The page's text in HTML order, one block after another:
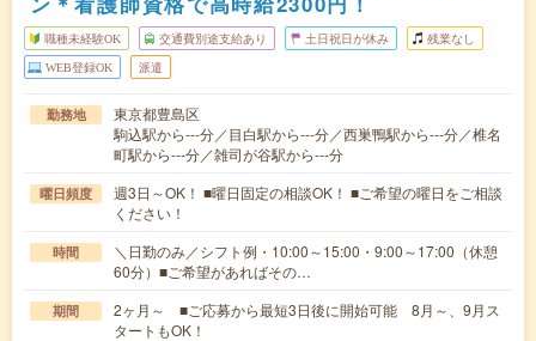
職種未経験OK 交通費別途支給あり 土日祝日が休み 残業なし
WEB登録OK 派遣
勤務地
東京都豊島区
駒込駅から---分／目白駅から---分／西巣鴨駅から---分／椎名
町駅から---分／雑司が谷駅から---分
曜日頻度
週3日～OK！ ■曜日固定の相談OK！ ■ご希望の曜日をご相談
ください！
時間
＼日勤のみ／シフト例・10:00～15:00・9:00～17:00（休憩
60分）■ご希望があればその…
期間
2ヶ月～ ■ご応募から最短3日後に開始可能 8月～、9月ス
タートもOK！